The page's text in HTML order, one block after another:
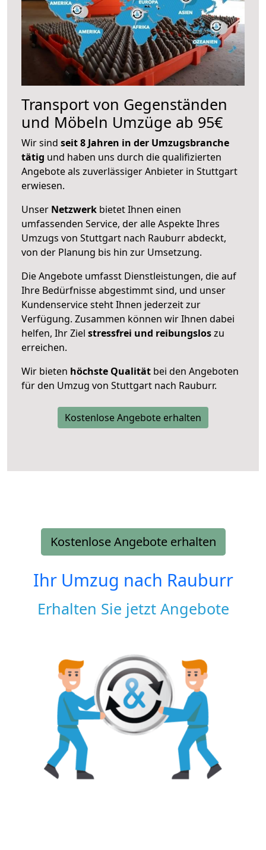
Transport von Gegenständen
und Möbeln Umzüge ab 95€
Wir sind seit 8 Jahren in der Umzugsbranche
tätig und haben uns durch die qualifizierten
Angebote als zuverlässiger Anbieter in Stuttgart
erwiesen.
Unser Netzwerk bietet Ihnen einen
umfassenden Service, der alle Aspekte Ihres
Umzugs von Stuttgart nach Rauburr abdeckt,
von der Planung bis hin zur Umsetzung.
Die Angebote umfasst Dienstleistungen, die auf
Ihre Bedürfnisse abgestimmt sind, und unser
Kundenservice steht Ihnen jederzeit zur
Verfügung. Zusammen können wir Ihnen dabei
helfen, Ihr Ziel stressfrei und reibungsloszu
erreichen.
Wir bieten höchste Qualität bei den Angeboten
für den Umzug von Stuttgart nach Rauburr.
Kostenlose Angebote erhalten
Kostenlose Angebote erhalten
Ihr Umzug nach Rauburr
Erhalten Sie jetzt Angebote